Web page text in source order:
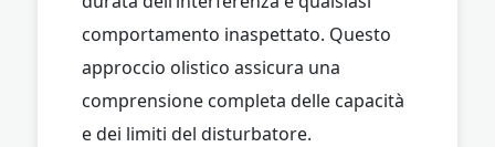
comportamento inaspettato. Questo
approccio olistico assicura una
comprensione completa delle capacità
e dei limiti del disturbatore.